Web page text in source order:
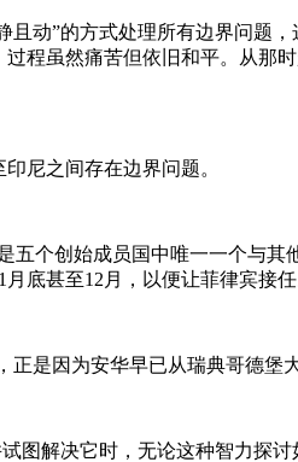
且动”的方式处理所有边界问
程虽然痛苦但依旧和平。从
尼之间存在边界问题。
个创始成员国中唯一一个与
底甚至12月，以便让菲律宾接任
正是因为安华早已从瑞典哥德
图解决它时，无论这种智力探